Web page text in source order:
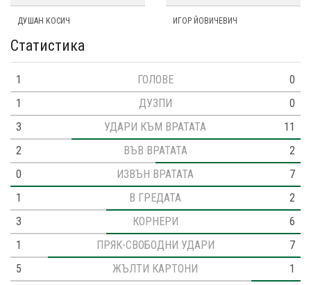
ДУШАН КОСИЧ ИГОР ЙОВИЧЕВИЧ
Статистика
1 ГОЛОВЕ
0
1
ДУЗПИ
0
3
УДАРИ КЪМ ВРАТАТА
11
2
ВЪВ ВРАТАТА
2
0
ИЗВЪН ВРАТАТА
7
1
В ГРЕДАТА
2
3
КОРНЕРИ
6
1
ПРЯК-СВОБОДНИ УДАРИ
7
5
ЖЪЛТИ КАРТОНИ
1